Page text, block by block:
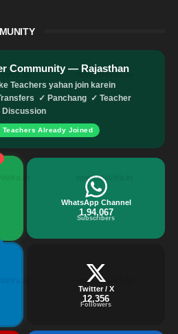
Community — Rajasthan
Teachers yahan join karein
✓ Panchang ✓ Teacher
Discussion
Teachers Already Joined
WhatsApp Channel
1,94,067
Subscribers
Twitter / X
12,356
Followers
www.shivira.in
www.shivira.in
www.shivira.in